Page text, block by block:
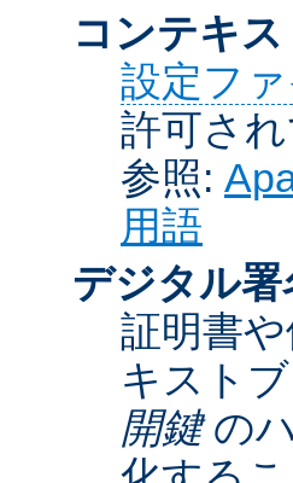
コンテキス
設定フ
許可され
参照:
用語
デジタル署
証明書
キスト
開鍵の